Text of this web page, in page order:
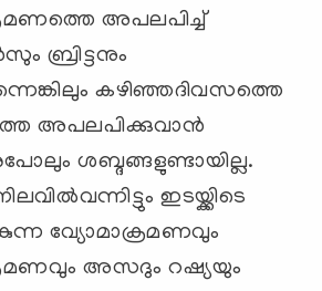
അപലപിച്ച്
ബ്രിട്ടനും
കഴിഞ്ഞദിവസത്തെ
അപലപിക്കുവാന്‍
ശബ്ദങ്ങളുണ്ടായില്ല.
ഇടയ്ക്കിടെ
വ്യോമാക്രമണവും
അസദും റഷ്യയും